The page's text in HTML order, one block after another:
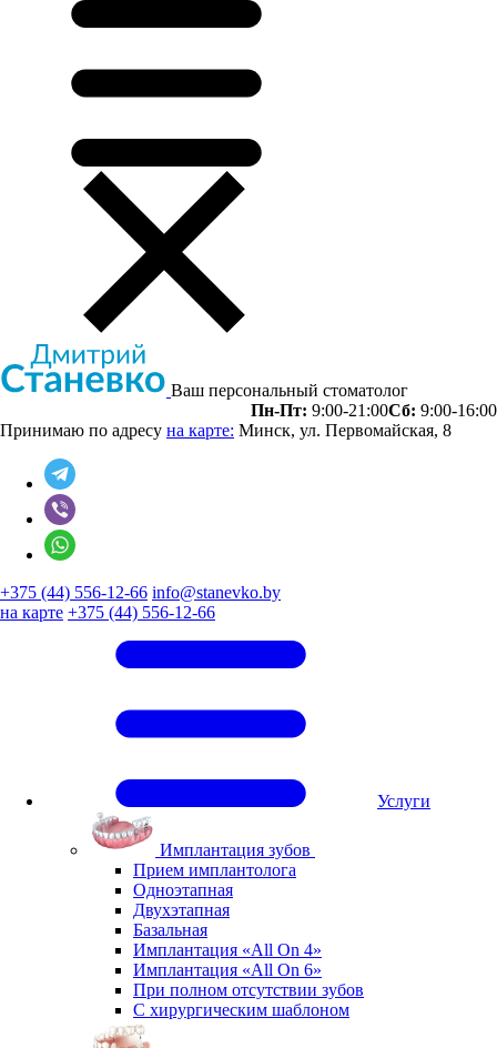
Ваш персональный стоматолог
Пн-Пт: 9:00-21:00Сб: 9:00-16:00
Принимаю по адресу на карте: Минск, ул. Первомайская, 8
+375 (44) 556-12-66 info@stanevko.by
на карте +375 (44) 556-12-66
Услуги
Имплантация зубов
Прием имплантолога
Одноэтапная
Двухэтапная
Базальная
Имплантация «All On 4»
Имплантация «All On 6»
При полном отсутствии зубов
С хирургическим шаблоном